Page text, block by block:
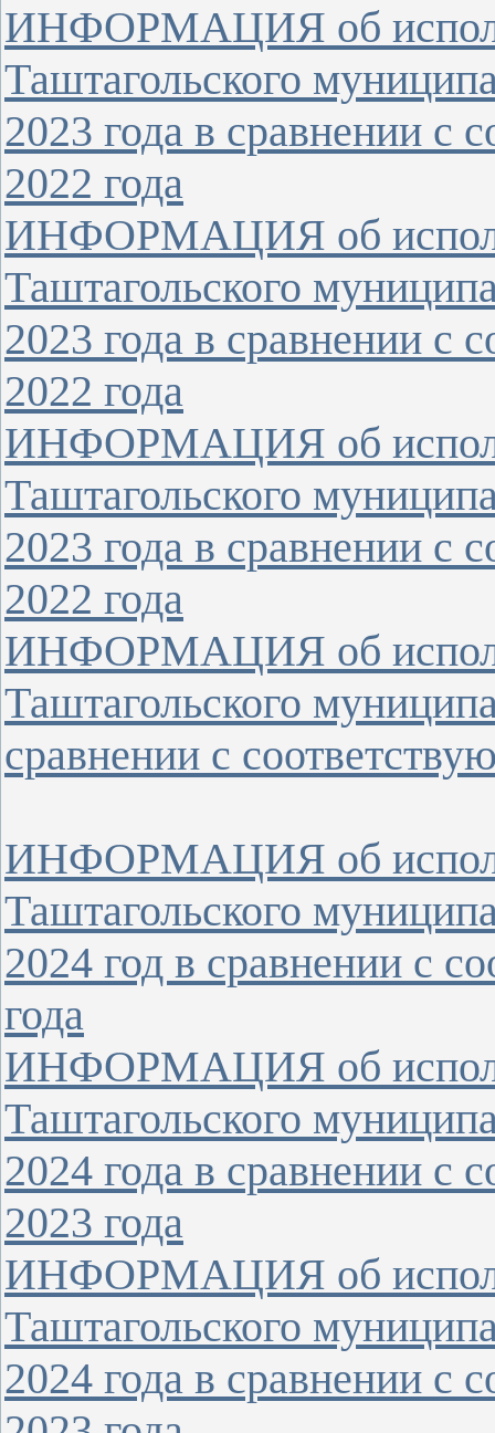
ИНФОРМАЦИЯ об
Таштагольского
2023 года в сравнении с
2022 года
ИНФОРМАЦИЯ об
Таштагольского
2023 года в сравнении с
2022 года
ИНФОРМАЦИЯ об
Таштагольского
2023 года в сравнении с
2022 года
ИНФОРМАЦИЯ об
Таштагольского
сравнении с
ИНФОРМАЦИЯ об
Таштагольского
2024 год в сравнении с
года
ИНФОРМАЦИЯ об
Таштагольского
2024 года в сравнении с
2023 года
ИНФОРМАЦИЯ об
Таштагольского
2024 года в сравнении с